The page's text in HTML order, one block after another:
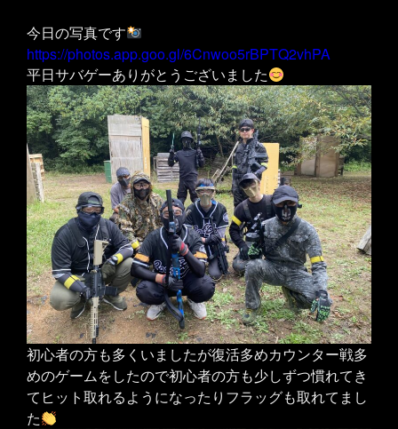
今日の写真です
https://photos.app.goo.gl/6Cnwoo5rBPTQ2vhPA
平日サバゲーありがとうございました
初心者の方も多くいましたが復活多めカウンター戦多
めのゲームをしたので初心者の方も少しずつ慣れてき
てヒット取れるようになったりフラッグも取れてまし
た